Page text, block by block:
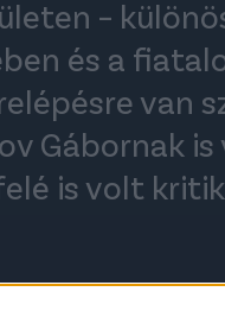
–
és a
van
Gábornak
is volt